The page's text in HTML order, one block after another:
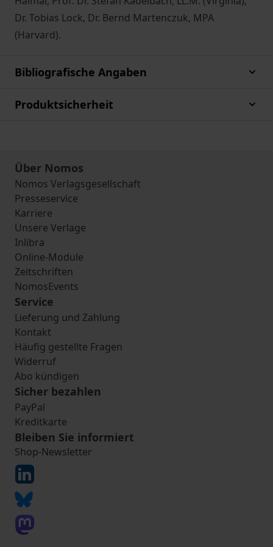
Dr. Tobias Lock, Dr. Bernd Martenczuk, MPA
(Harvard).
Bibliografische Angaben
Produktsicherheit
Über Nomos
Nomos Verlagsgesellschaft
Presseservice
Karriere
Unsere Verlage
Inlibra
Online-Module
Zeitschriften
NomosEvents
Service
Lieferung und Zahlung
Kontakt
Häufig gestellte Fragen
Widerruf
Abo kündigen
Sicher bezahlen
PayPal
Kreditkarte
Bleiben Sie informiert
Shop-Newsletter